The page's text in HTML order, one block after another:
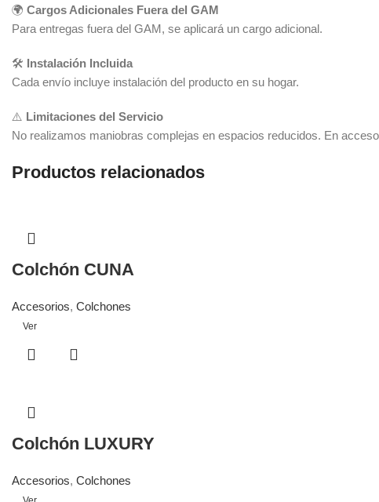
🌍 Cargos Adicionales Fuera del GAM
Para entregas fuera del GAM, se aplicará un cargo adicional.
🛠️ Instalación Incluida
Cada envío incluye instalación del producto en su hogar.
⚠️ Limitaciones del Servicio
No realizamos maniobras complejas en espacios reducidos. En
Productos relacionados
Colchón CUNA
Accesorios, Colchones
Ver
Colchón LUXURY
Accesorios, Colchones